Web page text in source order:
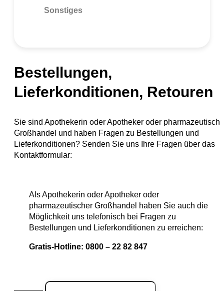
Sonstiges
Bestellungen,
Lieferkonditionen, Retouren
Sie sind Apothekerin oder Apotheker oder
Großhandel und haben Fragen zu Bestellungen und
Lieferkonditionen? Senden Sie uns Ihre Fragen über das
Kontaktformular:
Als Apothekerin oder Apotheker oder
pharmazeutischer Großhandel haben Sie auch die
Möglichkeit uns telefonisch bei Fragen zu
Bestellungen und Lieferkonditionen zu erreichen:
Gratis-Hotline: 0800 – 22 82 847